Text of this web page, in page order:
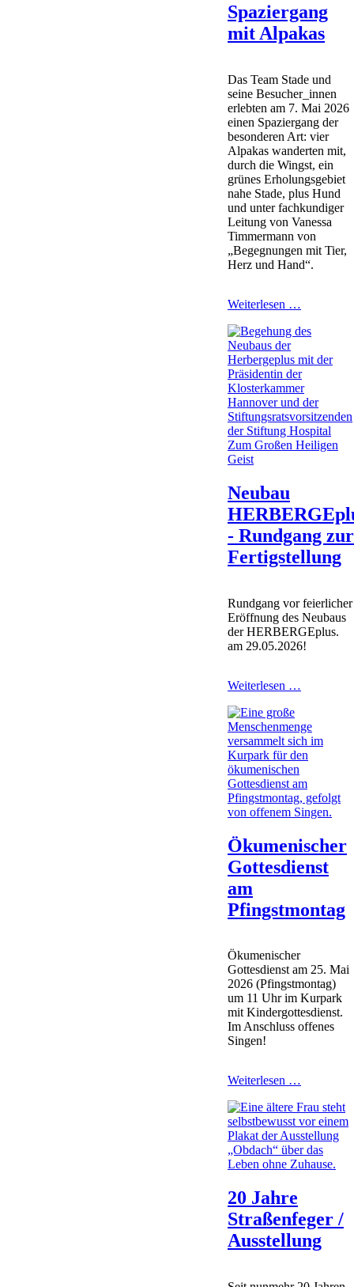
Spaziergang
mit Alpakas
Das Team Stade und
seine Besucher_innen
erlebten am 7. Mai 2026
einen Spaziergang der
besonderen Art: vier
Alpakas wanderten mit,
durch die Wingst, ein
grünes Erholungsgebiet
nahe Stade, plus Hund
und unter fachkundiger
Leitung von Vanessa
Timmermann von
„Begegnungen mit Tier,
Herz und Hand“.
Weiterlesen …
Alpakas
Neubau
- Rundgang zur
Fertigstellung
Rundgang vor feierlicher
Eröffnung des Neubaus
der HERBERGEplus.
am 29.05.2026!
Weiterlesen …
Rundgang
zur
Ökumenischer
Gottesdienst
am
Pfingstmontag
Ökumenischer
Gottesdienst am 25. Mai
2026 (Pfingstmontag)
um 11 Uhr im Kurpark
mit Kindergottesdienst.
Im Anschluss offenes
Singen!
Weiterlesen …
am
20 Jahre
Straßenfeger /
Ausstellung